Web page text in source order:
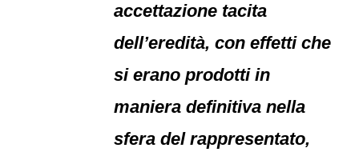
accettazione tacita
dell’eredità, con effetti che
si erano prodotti in
maniera definitiva nella
sfera del rappresentato,